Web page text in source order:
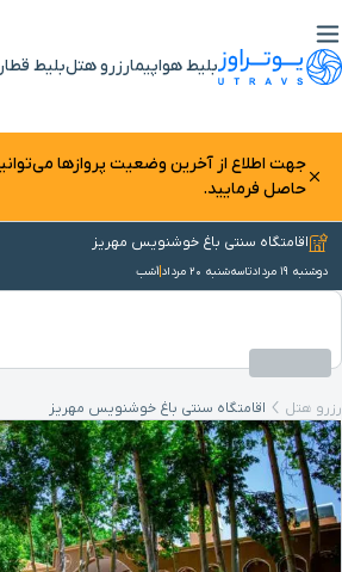
بلیط هواپیمارزرو هتلبلیط قطار
حاصل فرمایید.
اقامتگاه سنتی باغ خوشنویس مهریز
دوشنبه ۱۹ مرداد تاسه‌شنبه ۲۰ مرداد 1شب
رزرو هتل اقامتگاه سنتی باغ خوشنویس مهریز